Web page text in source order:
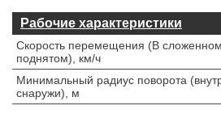
Рабочие характеристики
Скорость перемещения (В
поднятом), км/ч
Минимальный радиус поворота
снаружи), м